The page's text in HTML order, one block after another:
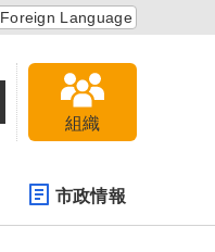
Foreign Language
組織
市政情報